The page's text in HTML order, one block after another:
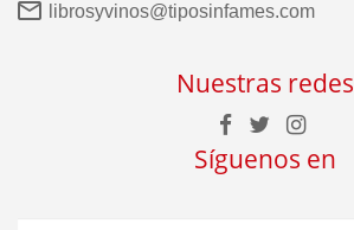
librosyvinos@tiposinfames.com
Nuestras redes
Síguenos en